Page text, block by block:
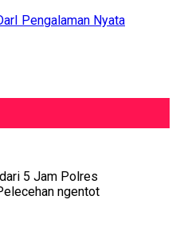
Pengalaman Nyata